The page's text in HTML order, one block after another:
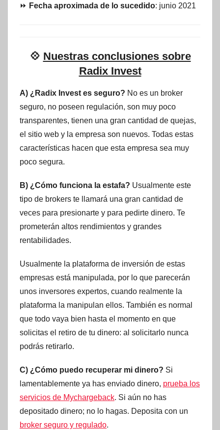
⏩ Fecha aproximada de lo sucedido: junio 2021
💠 Nuestras conclusiones sobre
Radix Invest
A) ¿Radix Invest es seguro? No es un broker
seguro, no poseen regulación, son muy poco
transparentes, tienen una gran cantidad de quejas,
el sitio web y la empresa son nuevos. Todas estas
características hacen que esta empresa sea muy
poco segura.
B) ¿Cómo funciona la estafa? Usualmente este
tipo de brokers te llamará una gran cantidad de
veces para presionarte y para pedirte dinero. Te
prometerán altos rendimientos y grandes
rentabilidades.
Usualmente la plataforma de inversión de estas
empresas está manipulada, por lo que parecerán
unos inversores expertos, cuando realmente la
plataforma la manipulan ellos. También es normal
que todo vaya bien hasta el momento en que
solicitas el retiro de tu dinero: al solicitarlo nunca
podrás retirarlo.
C) ¿Cómo puedo recuperar mi dinero? Si
lamentablemente ya has enviado dinero, prueba los
servicios de Mychargeback. Si aún no has
depositado dinero; no lo hagas. Deposita con un
broker seguro y regulado.